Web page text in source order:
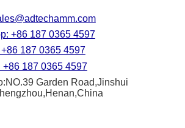
+86 187 0365 4597
187 0365 4597
+86 187 0365 4597
Garden Road,Jinshui